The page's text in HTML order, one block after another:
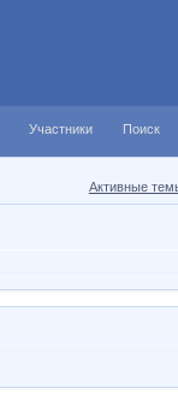
Участники Поиск
Активные